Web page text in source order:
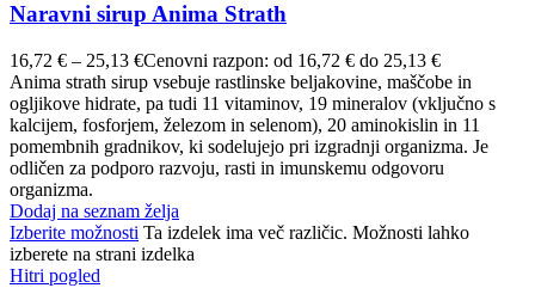
Naravni sirup Anima Strath
16,72 € – 25,13 €Cenovni razpon: od 16,72 € do 25,13 €
Anima strath sirup vsebuje rastlinske beljakovine, maščobe in
ogljikove hidrate, pa tudi 11 vitaminov, 19 mineralov (vključno s
kalcijem, fosforjem, železom in selenom), 20 aminokislin in 11
pomembnih gradnikov, ki sodelujejo pri izgradnji organizma. Je
odličen za podporo razvoju, rasti in imunskemu odgovoru
organizma.
Dodaj na seznam želja
Izberite možnosti Ta izdelek ima več različic. Možnosti lahko
izberete na strani izdelka
Hitri pogled